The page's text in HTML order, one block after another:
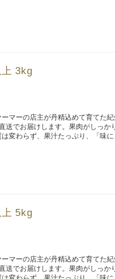
3kg
マーの店主が丹精込めて育てた
送でお届けします。果肉がしっ
変わらず、果汁たっぷり、「味に
5kg
マーの店主が丹精込めて育てた
送でお届けします。果肉がしっ